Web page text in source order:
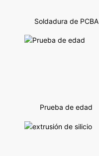
Soldadura de PCBA
Prueba de edad